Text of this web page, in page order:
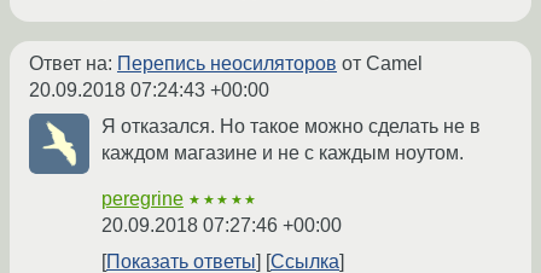
Ответ на: Перепись неосиляторов от Camel
20.09.2018 07:24:43 +00:00
Я отказался. Но такое можно сделать не в
каждом магазине и не с каждым ноутом.
peregrine ★★★★★
20.09.2018 07:27:46 +00:00
Показать ответы
Ссылка